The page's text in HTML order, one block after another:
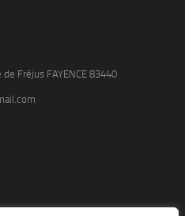
Fréjus FAYENCE 83440